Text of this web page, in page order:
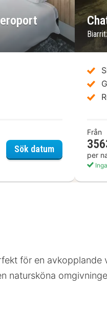
Sök datumibis Biarritz
Från
per
för en avkopplande
natursköna